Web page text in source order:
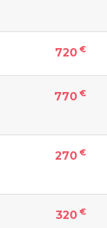
720 €
770 €
270 €
320 €